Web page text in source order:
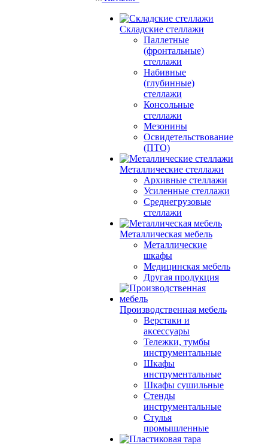
Складские стеллажи
Паллетные
(фронтальные)
стеллажи
Набивные
(глубинные)
стеллажи
Консольные
стеллажи
Мезонины
Освидетельствование
(ПТО)
Металлические стеллажи
Архивные стеллажи
Усиленные стеллажи
Среднегрузовые
стеллажи
Металлическая мебель
Металлические
шкафы
Медицинская мебель
Другая продукция
Производственная мебель
Верстаки и
аксессуары
Тележки, тумбы
инструментальные
Шкафы
инструментальные
Шкафы сушильные
Стенды
инструментальные
Cтулья
промышленные